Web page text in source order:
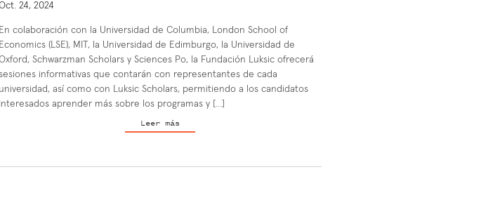
24, 2024
En colaboración con la Universidad de Columbia, London School of
Economics (LSE), MIT, la Universidad de Edimburgo, la Universidad de
Schwarzman Scholars y Sciences Po, la Fundación Luksic ofrecerá
informativas que contarán con representantes de cada
universidad, así como con Luksic Scholars, permitiendo a los candidatos
interesados aprender más sobre los programas y […]
Leer más